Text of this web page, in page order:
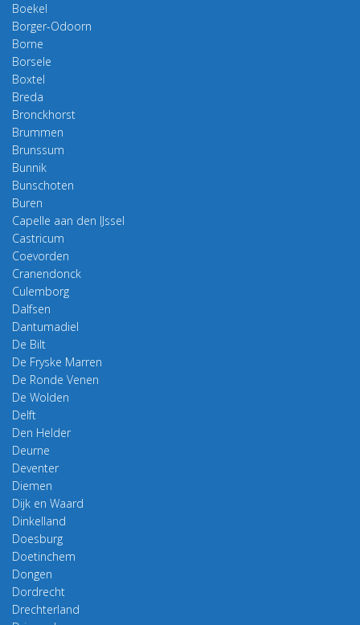
Boekel
Borger-Odoorn
Borne
Borsele
Boxtel
Breda
Bronckhorst
Brummen
Brunssum
Bunnik
Bunschoten
Buren
Capelle aan den IJssel
Castricum
Coevorden
Cranendonck
Culemborg
Dalfsen
Dantumadiel
De Bilt
De Fryske Marren
De Ronde Venen
De Wolden
Delft
Den Helder
Deurne
Deventer
Diemen
Dijk en Waard
Dinkelland
Doesburg
Doetinchem
Dongen
Dordrecht
Drechterland